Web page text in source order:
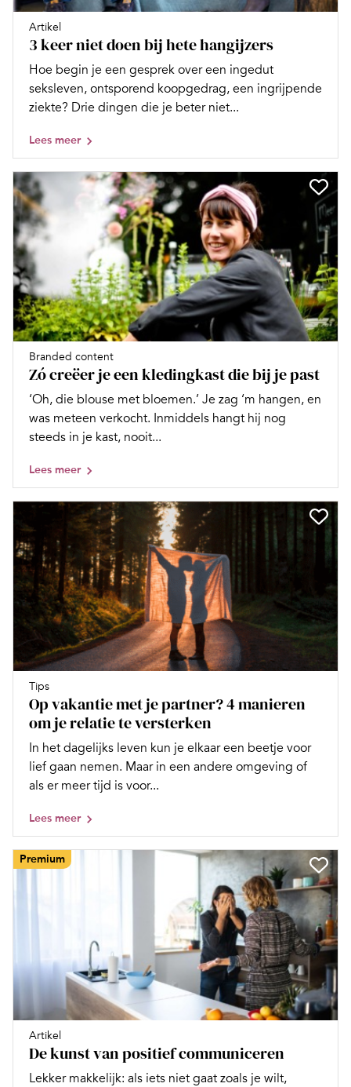
Artikel
3 keer niet doen bij hete hangijzers
Hoe begin je een gesprek over een ingedut
seksleven, ontsporend koopgedrag, een ingrijpende
ziekte? Drie dingen die je beter niet...
Lees meer
Branded content
Zó creëer je een kledingkast die bij je past
‘Oh, die blouse met bloemen.’ Je zag ‘m hangen, en
was meteen verkocht. Inmiddels hangt hij nog
steeds in je kast, nooit...
Lees meer
Tips
Op vakantie met je partner? 4 manieren
om je relatie te versterken
In het dagelijks leven kun je elkaar een beetje voor
lief gaan nemen. Maar in een andere omgeving of
als er meer tijd is voor...
Lees meer
Premium
Artikel
De kunst van positief communiceren
Lekker makkelijk: als iets niet gaat zoals je wilt,